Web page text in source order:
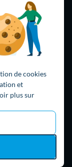
de cookies
et
plus sur